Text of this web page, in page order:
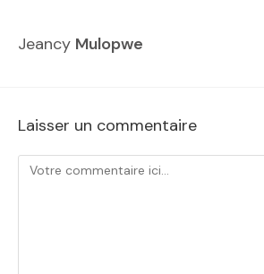
Jeancy Mulopwe
Laisser un commentaire